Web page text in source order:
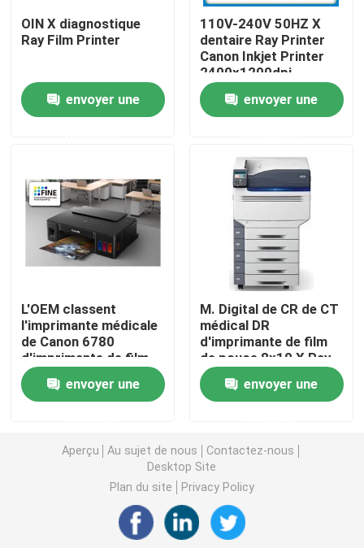
nouvelles
Jet d'encre X Ray Film
Laser X Ray Film
Film de rayon de l'ANIMAL FAMILIER X
Films d'écran en soie
Film de transfert de chaleur
film thermique médical
OIN X diagnostique
Ray Film Printer
envoyer une
110V-240V 50HZ X
dentaire Ray Printer
Canon Inkjet Printer
2400x1200dpi
envoyer une
L'OEM classent
l'imprimante médicale
de Canon 6780
d'imprimante de film
d'I 14×51in
envoyer une
M. Digital de CR de CT
médical DR
d'imprimante de film
de pouce 8x10 X Ray
Machine Printer
envoyer une
Aperçu Au sujet de nous
Contactez-nous
Desktop Site
Plan du site
Privacy Policy